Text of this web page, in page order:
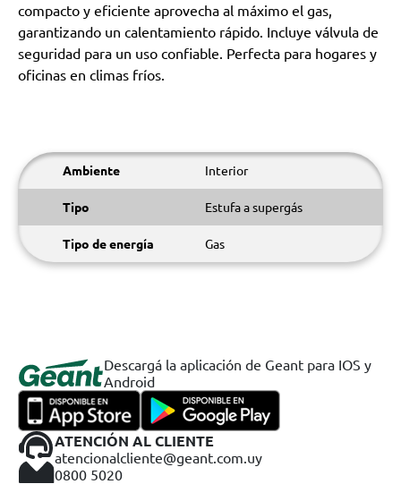
compacto y eficiente aprovecha al máximo el gas,
garantizando un calentamiento rápido. Incluye válvula de
seguridad para un uso confiable. Perfecta para hogares y
oficinas en climas fríos.
Ambiente Interior
Tipo Estufa a supergás
Tipo de energía Gas
Descargá la aplicación de Geant para IOS y
Android
ATENCIÓN AL CLIENTE
atencionalcliente@geant.com.uy
0800 5020